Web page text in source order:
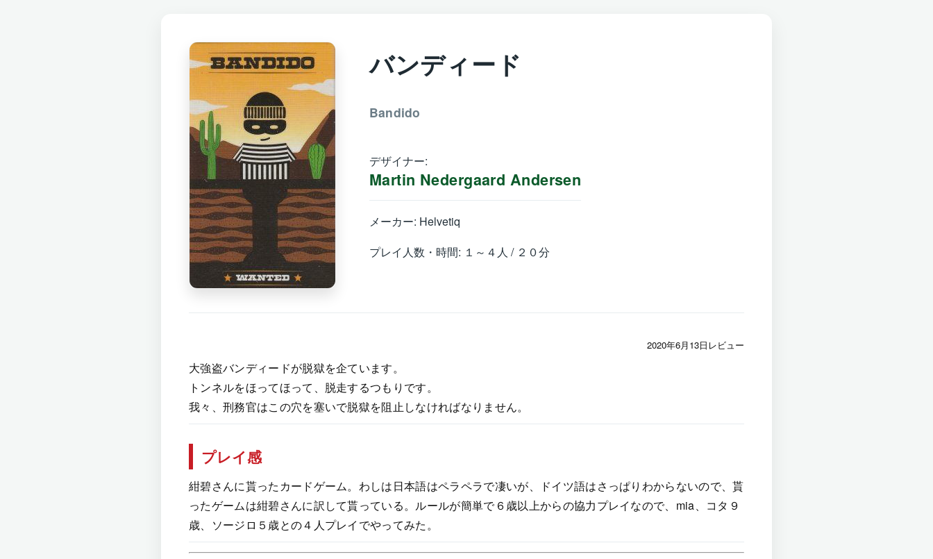
バンディード
Bandido
デザイナー:
Martin Nedergaard Andersen
メーカー: Helvetiq
プレイ人数・時間: １～４人 / ２０分
2020年6月13日レビュー
大強盗バンディードが脱獄を企ています。
トンネルをほってほって、脱走するつもりです。
我々、刑務官はこの穴を塞いで脱獄を阻止しなければなりません。
プレイ感
紺碧さんに貰ったカードゲーム。わしは日本語はペラペラで凄いが、ドイツ語はさっぱりわからないので、貰
ったゲームは紺碧さんに訳して貰っている。ルールが簡単で６歳以上からの協力プレイなので、mia、コタ９
歳、ソージロ５歳との４人プレイでやってみた。